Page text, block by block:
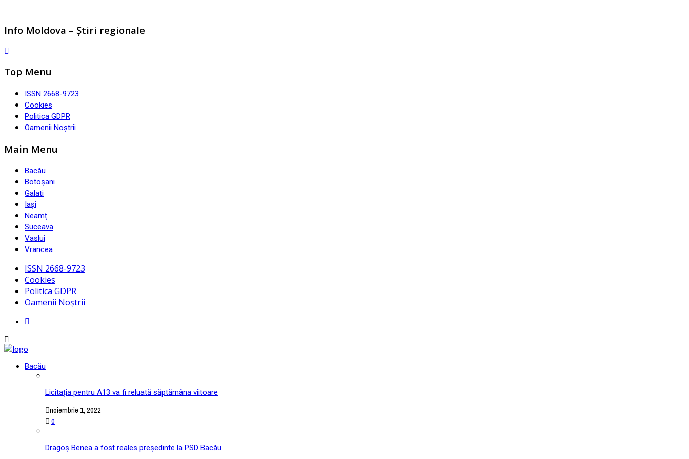
Info Moldova – Știri regionale
Top Menu
ISSN 2668-9723
Cookies
Politica GDPR
Oamenii Noștrii
Main Menu
Bacău
Botoșani
Galati
Iași
Neamț
Suceava
Vaslui
Vrancea
ISSN 2668-9723
Cookies
Politica GDPR
Oamenii Noștrii
Bacău
Licitația pentru A13 va fi reluată săptămâna viitoare
noiembrie 1, 2022
0
Dragoș Benea a fost reales președinte la PSD Bacău